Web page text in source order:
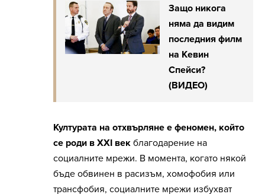
Защо никога
няма да видим
последния филм
на Кевин
Спейси?
(ВИДЕО)
Културата на отхвърляне е феномен, който
се роди в XXI век благодарение на
социалните мрежи. В момента, когато някой
бъде обвинен в расизъм, хомофобия или
трансфобия, социалните мрежи избухват